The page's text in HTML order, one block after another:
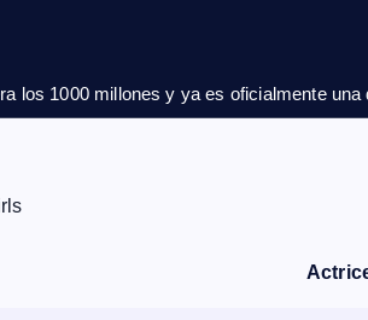
los 1000 millones y ya es oficialmente